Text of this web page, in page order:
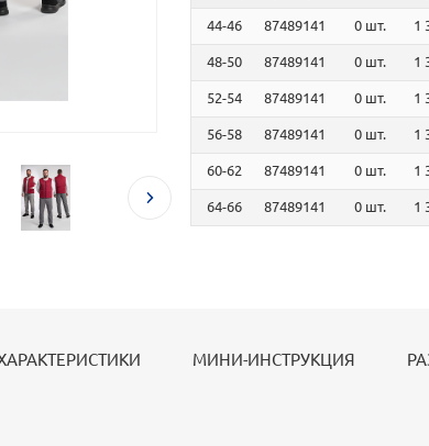
44-46 87489141 0 шт. 1
48-50 87489141 0 шт. 1
52-54 87489141 0 шт. 1
56-58 87489141 0 шт. 1
60-62 87489141 0 шт. 1
64-66 87489141 0 шт. 1
МИНИ-ИНСТРУКЦИЯ